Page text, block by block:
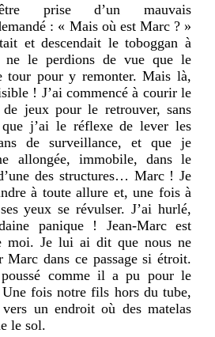
être prise d’un mauvais
: « Mais où est Marc ? »
et descendait le toboggan à
ne le perdions de vue que le
tour pour y remonter. Mais là,
! J’ai commencé à courir le
jeux pour le retrouver, sans
que j’ai le réflexe de lever les
de surveillance, et que je
allongée, immobile, dans le
des structures… Marc ! Je
à toute allure et, une fois à
yeux se révulser. J’ai hurlé,
panique ! Jean-Marc est
moi. Je lui ai dit que nous ne
Marc dans ce passage si étroit.
comme il a pu pour le
fois notre fils hors du tube,
un endroit où des matelas
le sol.